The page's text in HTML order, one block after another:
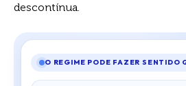
descontínua.
O REGIME PODE FAZER SENTIDO